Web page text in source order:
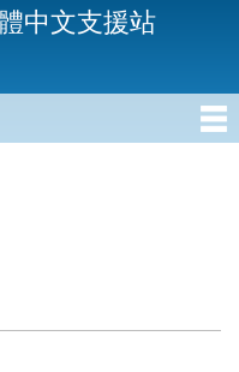
中文支援站